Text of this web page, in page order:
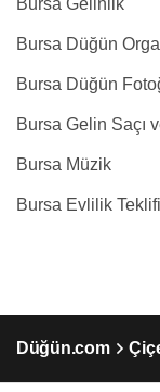
Bursa Gelinlik
Bursa Düğün
Bursa Düğün
Bursa Gelin Saçı
Bursa Müzik
Bursa Evlilik Teklifi
Düğün.com